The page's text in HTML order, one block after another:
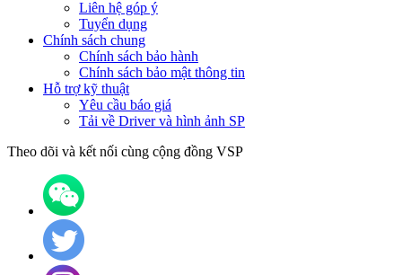
Liên hệ góp ý
Tuyển dụng
Chính sách chung
Chính sách bảo hành
Chính sách bảo mật thông tin
Hỗ trợ kỹ thuật
Yêu cầu báo giá
Tải về Driver và hình ảnh SP
Theo dõi và kết nối cùng cộng đồng VSP